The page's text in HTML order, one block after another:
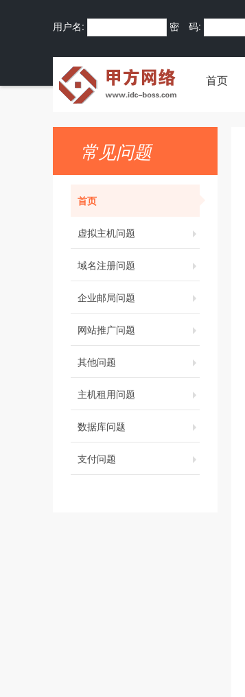
用户名: 密 码:
首页
常见问题
首页
虚拟主机问题
域名注册问题
企业邮局问题
网站推广问题
其他问题
主机租用问题
数据库问题
支付问题